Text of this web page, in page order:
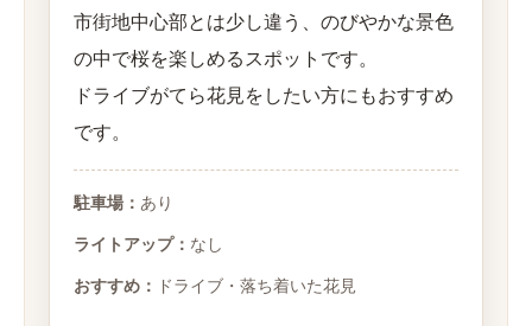
市街地中心部とは少し違う、のびやかな景色
の中で桜を楽しめるスポットです。
ドライブがてら花見をしたい方にもおすすめ
です。
駐車場： あり
ライトアップ： なし
おすすめ： ドライブ・落ち着いた花見